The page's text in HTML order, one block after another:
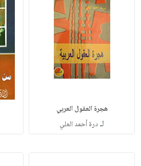
هجرة العقول العربي
لـدرة أحمد العلي